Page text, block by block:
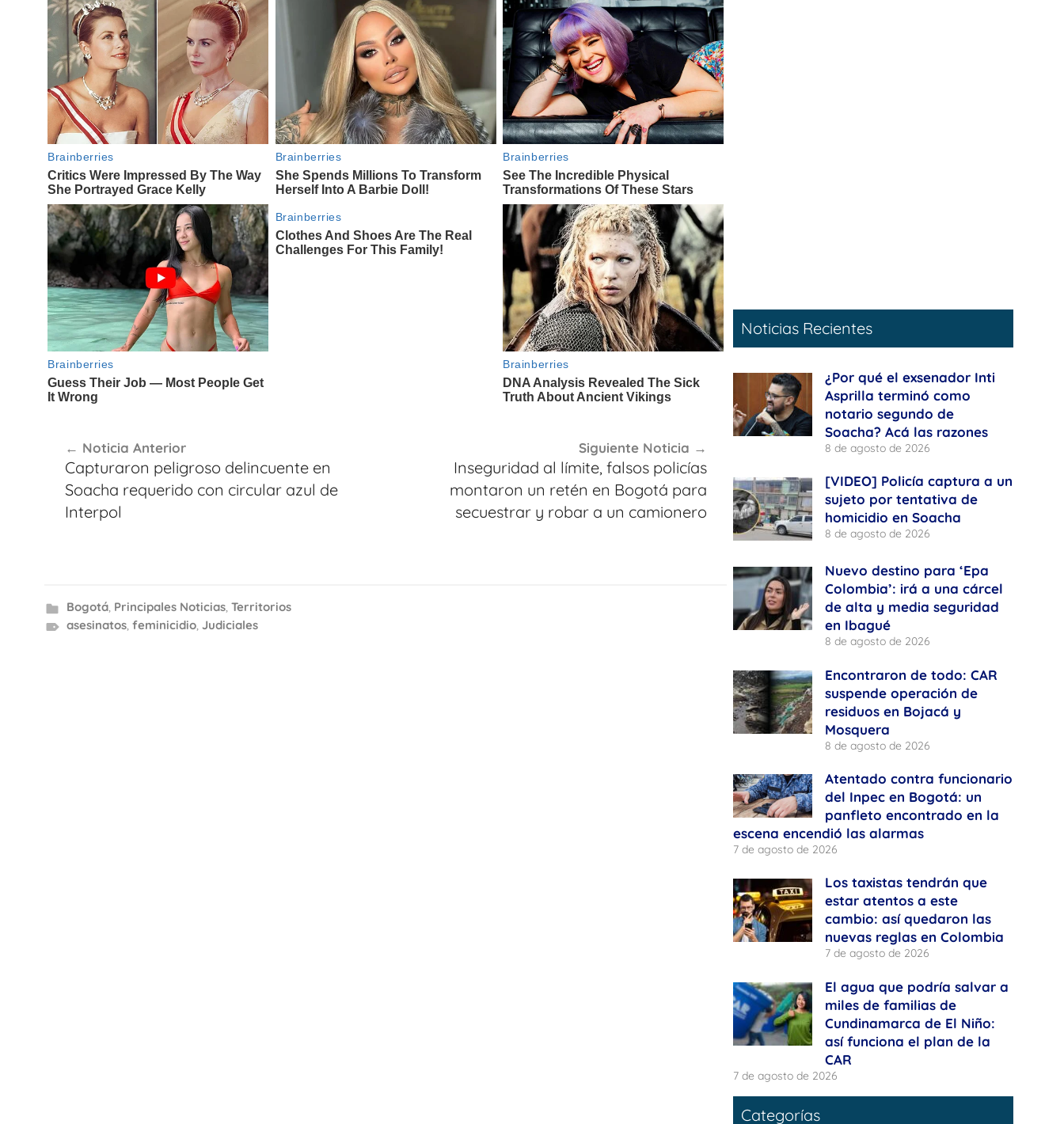
de
entradas
Noticia Anterior
Capturaron peligroso delincuente en
Soacha requerido con circular azul de
Interpol
Siguiente Noticia
Inseguridad al límite, falsos policías
montaron un retén en Bogotá para
secuestrar y robar a un camionero
Bogotá, Principales Noticias, Territorios
asesinatos, feminicidio, Judiciales
Noticias Recientes
¿Por qué el exsenador Inti
Asprilla terminó como
notario segundo de
Soacha? Acá las razones
8 de agosto de 2026
[VIDEO] Policía captura a un
sujeto por tentativa de
homicidio en Soacha
8 de agosto de 2026
Nuevo destino para ‘Epa
Colombia’: irá a una cárcel
de alta y media seguridad
en Ibagué
8 de agosto de 2026
Encontraron de todo: CAR
suspende operación de
residuos en Bojacá y
Mosquera
8 de agosto de 2026
Atentado contra funcionario
del Inpec en Bogotá: un
panfleto encontrado en la
escena encendió las alarmas
7 de agosto de 2026
Los taxistas tendrán que
estar atentos a este
cambio: así quedaron las
nuevas reglas en Colombia
7 de agosto de 2026
El agua que podría salvar a
miles de familias de
Cundinamarca de El Niño:
así funciona el plan de la
CAR
7 de agosto de 2026
Categorías